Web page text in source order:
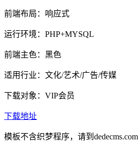
前端布局：响应式
运行环境：PHP+MYSQL
前端主色：黑色
适用行业：文化/艺术/广告/传媒
下载对象：VIP会员
下载地址
模板不含织梦程序，请到